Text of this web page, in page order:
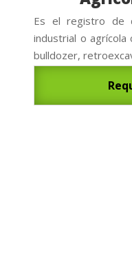
Es el registro de
industrial o agrícola
bulldozer,